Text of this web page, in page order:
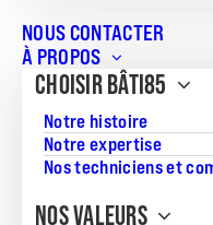
NOUS CONTACTER
À PROPOS
CHOISIR BÂTI85
Notre histoire
Notre expertise
Nos techniciens et
NOS VALEURS
Référence:
JS_20260723_517
Surface du terrain:
791
Superficie de la
130